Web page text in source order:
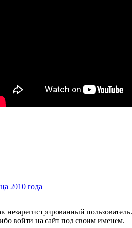
2010 года
пользователь.
войти на сайт под своим именем.